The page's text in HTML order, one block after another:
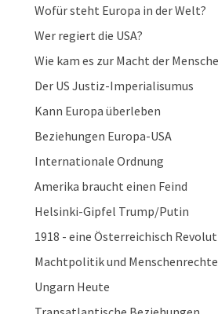
Wofür steht Europa in der Welt?
Wer regiert die USA?
Wie kam es zur Macht der
Der US Justiz-Imperialisumus
Kann Europa überleben
Beziehungen Europa-USA
Internationale Ordnung
Amerika braucht einen Feind
Helsinki-Gipfel Trump/Putin
1918 - eine Österreichisch
Machtpolitik und Menschenrechte
Ungarn Heute